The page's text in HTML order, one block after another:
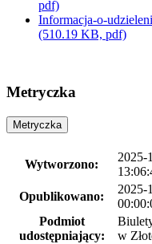
pdf)
Informacja-o-
(510.19 KB, pdf)
Metryczka
Metryczka
Wytworzono:
2025-
Opublikowano:
2025-
Podmiot
udostępniający:
w